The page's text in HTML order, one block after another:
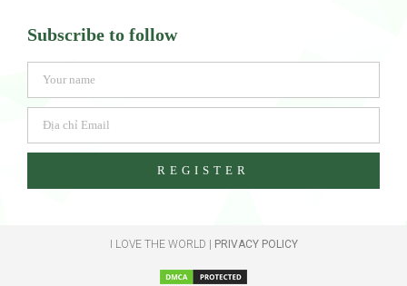
Subscribe to follow
REGISTER
I LOVE THE WORLD | PRIVACY POLICY